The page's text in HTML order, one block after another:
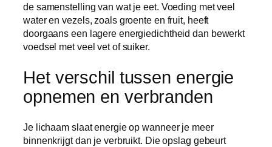
de samenstelling van wat je eet. Voeding met veel
water en vezels, zoals groente en fruit, heeft
doorgaans een lagere energiedichtheid dan bewerkt
voedsel met veel vet of suiker.
Het verschil tussen energie
opnemen en verbranden
Je lichaam slaat energie op wanneer je meer
binnenkrijgt dan je verbruikt. Die opslag gebeurt